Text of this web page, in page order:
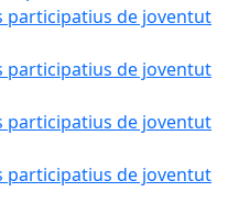
participatius de joventut
participatius de joventut
participatius de joventut
participatius de joventut